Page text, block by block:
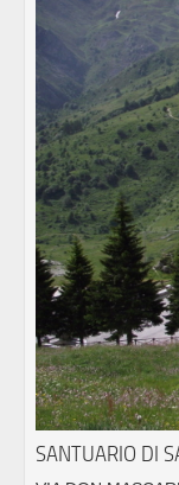
SANTUARIO DI